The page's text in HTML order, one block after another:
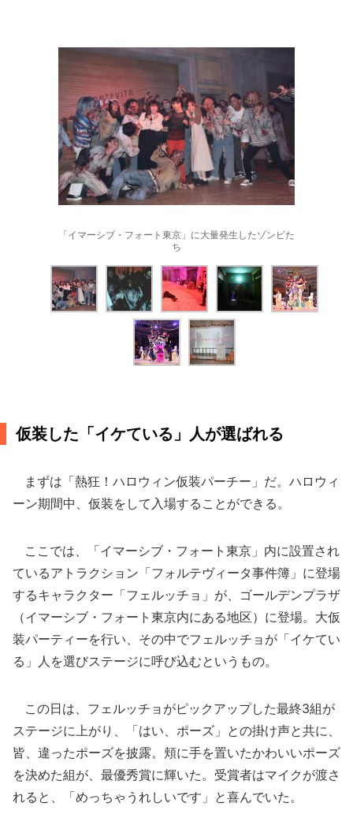
「イマーシブ・フォート東京」に大量発生したゾンビた
ち
仮装した「イケている」人が選ばれる
まずは「熱狂！ハロウィン仮装パーチー」だ。ハロウィ
ーン期間中、仮装をして入場することができる。
ここでは、「イマーシブ・フォート東京」内に設置され
ているアトラクション「フォルテヴィータ事件簿」に登場
するキャラクター「フェルッチョ」が、ゴールデンプラザ
（イマーシブ・フォート東京内にある地区）に登場。大仮
装パーティーを行い、その中でフェルッチョが「イケてい
る」人を選びステージに呼び込むというもの。
この日は、フェルッチョがピックアップした最終3組が
ステージに上がり、「はい、ポーズ」との掛け声と共に、
皆、違ったポーズを披露。頬に手を置いたかわいいポーズ
を決めた組が、最優秀賞に輝いた。受賞者はマイクが渡さ
れると、「めっちゃうれしいです」と喜んでいた。